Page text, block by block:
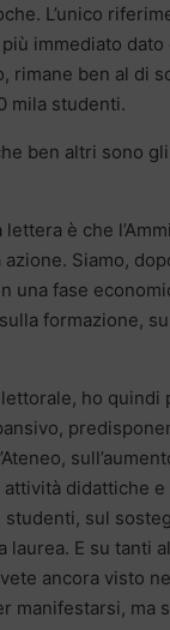
L’unico
immediato
rimane ben al di
mila studenti.
ben altri sono
è che
Siamo,
una fase
formazione,
ho quindi
didattiche
sul
E su tanti
ancora visto
manifestarsi, ma